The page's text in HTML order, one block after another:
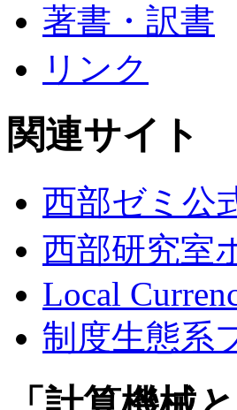
著書・訳書
リンク
関連サイト
西部ゼミ公
西部研究室
Local
制度生態系